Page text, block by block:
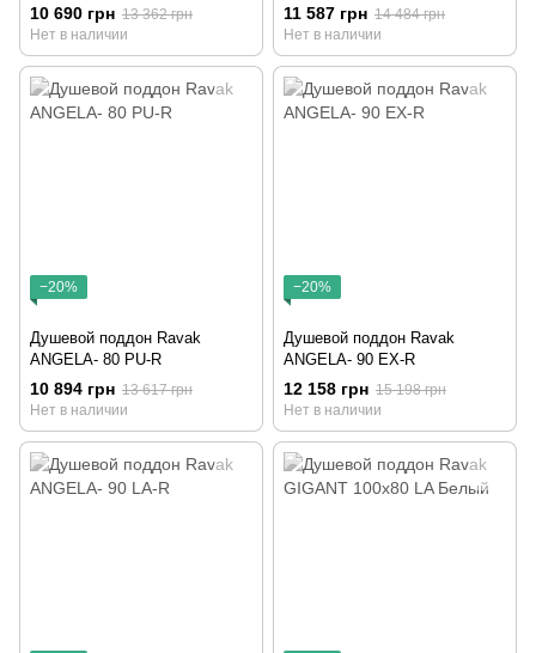
10 690 грн 13 362 грн
Нет в наличии
11 587 грн 14 484 грн
Нет в наличии
−20%
Душевой поддон Ravak
ANGELA- 80 PU-R
10 894 грн 13 617 грн
Нет в наличии
−20%
Душевой поддон Ravak
ANGELA- 90 EX-R
12 158 грн 15 198 грн
Нет в наличии